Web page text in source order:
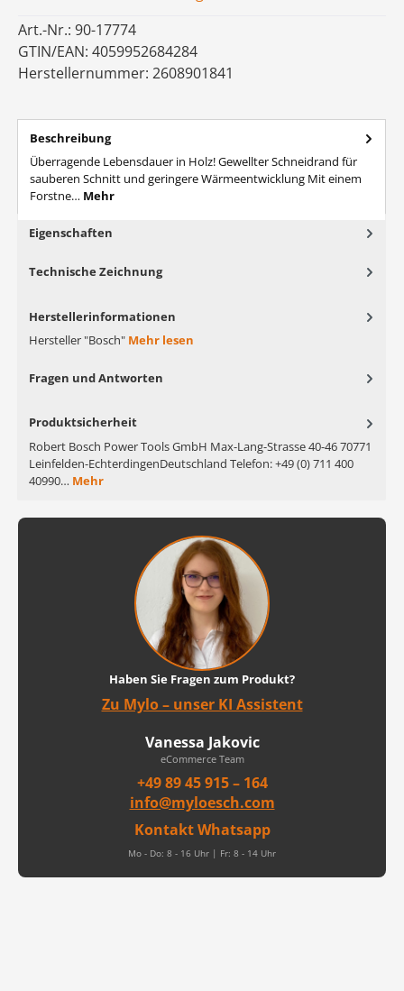
Art.-Nr.: 90-17774
GTIN/EAN: 4059952684284
Herstellernummer: 2608901841
Beschreibung
Überragende Lebensdauer in Holz! Gewellter Schneidrand für
sauberen Schnitt und geringere Wärmeentwicklung Mit einem
Forstne… Mehr
Eigenschaften
Technische Zeichnung
Herstellerinformationen
Hersteller "Bosch" Mehr lesen
Fragen und Antworten
Produktsicherheit
Robert Bosch Power Tools GmbH Max-Lang-Strasse 40-46 70771
Leinfelden-EchterdingenDeutschland Telefon: +49 (0) 711 400
40990… Mehr
Haben Sie Fragen zum Produkt?
Zu Mylo – unser KI Assistent
Vanessa Jakovic
eCommerce Team
+49 89 45 915 – 164
info@myloesch.com
Kontakt Whatsapp
Mo - Do: 8 - 16 Uhr | Fr: 8 - 14 Uhr